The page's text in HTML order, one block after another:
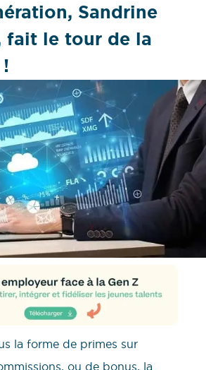
Sandrine
fait le tour de la
la forme de primes sur
ou de bonus, la